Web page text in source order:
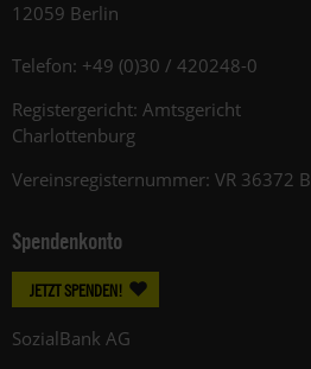
12059 Berlin
Telefon: +49 (0)30 / 420248-0
Registergericht: Amtsgericht
Charlottenburg
Vereinsregisternummer: VR 36372 B
Spendenkonto
JETZT SPENDEN!
SozialBank AG